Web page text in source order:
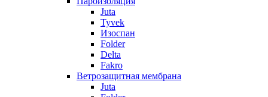
Juta
Tyvek
Изоспан
Folder
Delta
Fakro
Ветрозащитная мембрана
Juta